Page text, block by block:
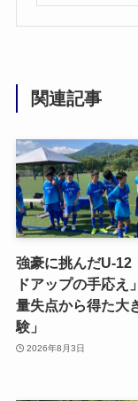
関連記事
強豪に挑んだU-12
ドアップの手応え
量失点から得た大
験」
2026年8月3日